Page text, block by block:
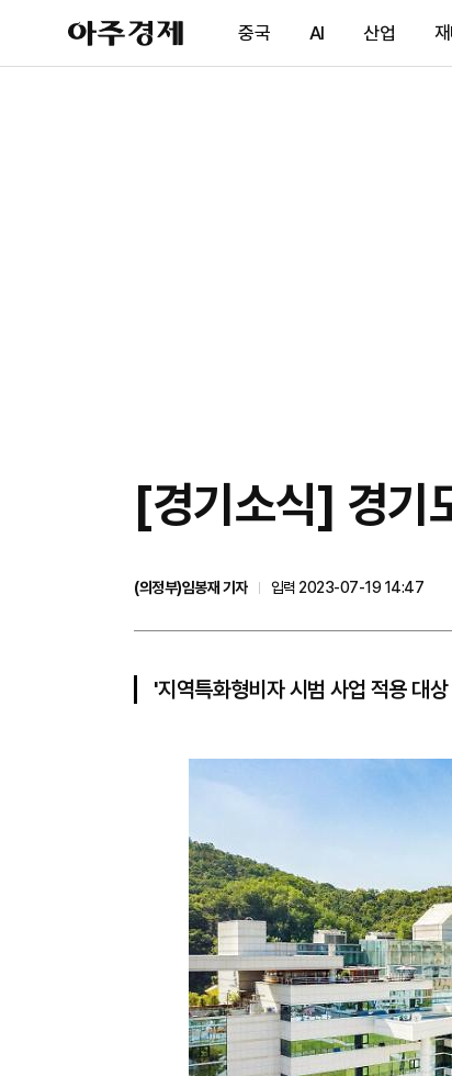
아
주
제
중국 AI 산업
[경기소식] 경기
(의정부)임봉재 기자
입력 2023-07-19 14:47
'지역특화형비자 시범 사업 적용 대